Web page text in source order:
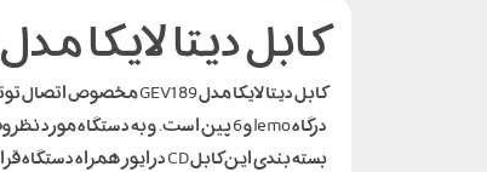
کابل دیتا لایکا مدل GEV189
بسته بندی این کابل CD درایور همراه دستگاه قرار دارد. طول این کابل 1.8 متر می باشد. از جمله مهم ترین تجهیزاتی که با این کابل سازگار هستند عبارتند از: